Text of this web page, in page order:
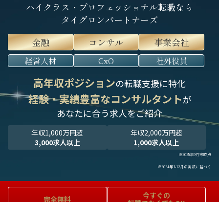
ハイクラス・プロフェッショナル転職なら
タイグロンパートナーズ
金融
コンサル 事業会社
経営人材 CxO 社外役員
高年収ポジションの転職支援に特化
経験・実績豊富なコンサルタントが
あなたに合う求人をご紹介
年収1,000万円超
3,000求人以上
年収2,000万円超
1,000求人以上
※2025年9月末時点
※2024年1-12月の実績に基づく
完全無料
今すぐの